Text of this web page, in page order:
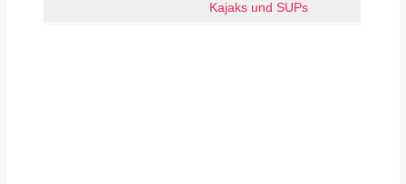
Kajaks und SUPs